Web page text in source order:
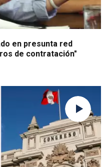
en presunta red
de contratación"